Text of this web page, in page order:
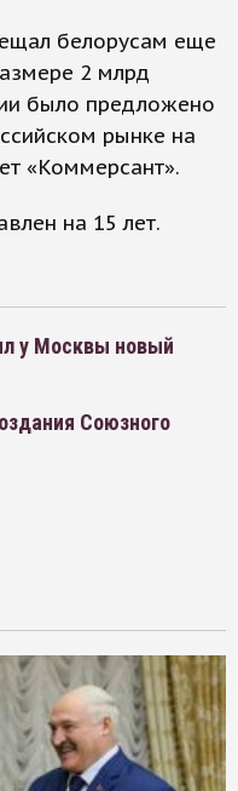
белорусам еще
2 млрд
было предложено
рынке на
«Коммерсант».
на 15 лет.
у Москвы новый
Союзного